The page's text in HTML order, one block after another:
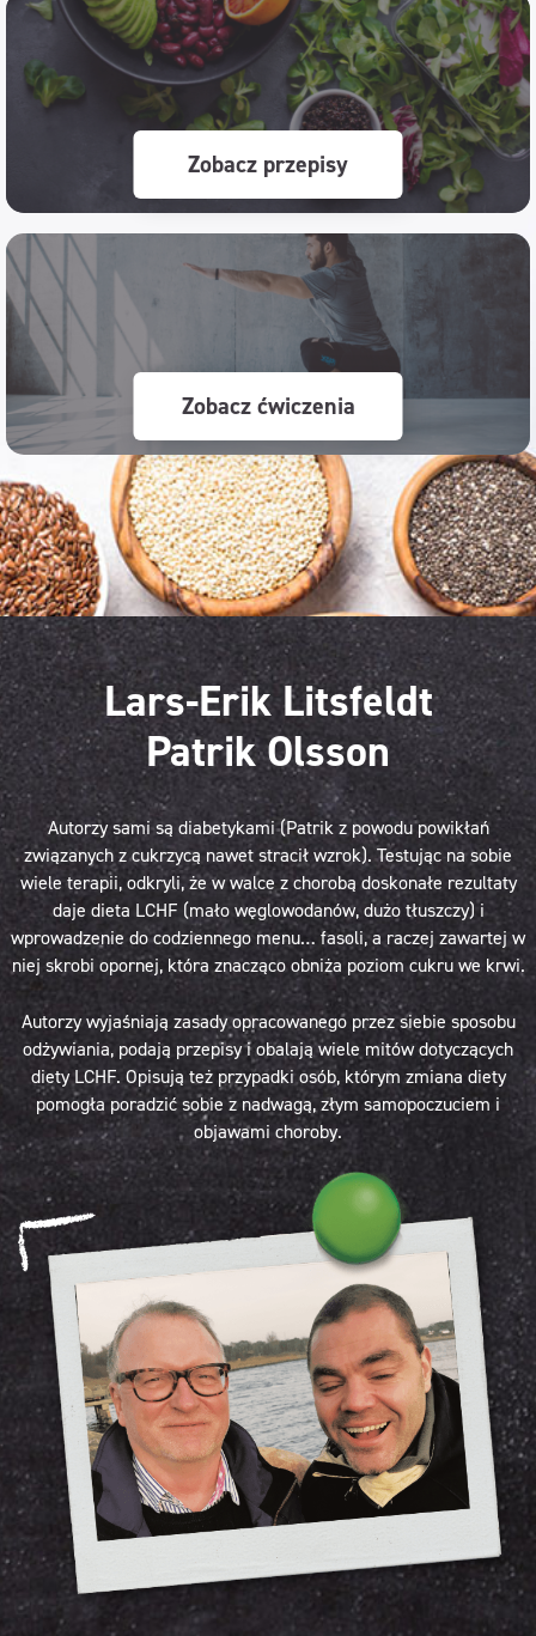
Zobacz przepisy
Zobacz ćwiczenia
Lars-Erik Litsfeldt
Patrik Olsson
Autorzy sami są diabetykami (Patrik z powodu powikłań
związanych z cukrzycą nawet stracił wzrok). Testując na sobie
wiele terapii, odkryli, że w walce z chorobą doskonałe rezultaty
daje dieta LCHF (mało węglowodanów, dużo tłuszczy) i
wprowadzenie do codziennego menu… fasoli, a raczej zawartej w
niej skrobi opornej, która znacząco obniża poziom cukru we krwi.
Autorzy wyjaśniają zasady opracowanego przez siebie sposobu
odżywiania, podają przepisy i obalają wiele mitów dotyczących
diety LCHF. Opisują też przypadki osób, którym zmiana diety
pomogła poradzić sobie z nadwagą, złym samopoczuciem i
objawami choroby.